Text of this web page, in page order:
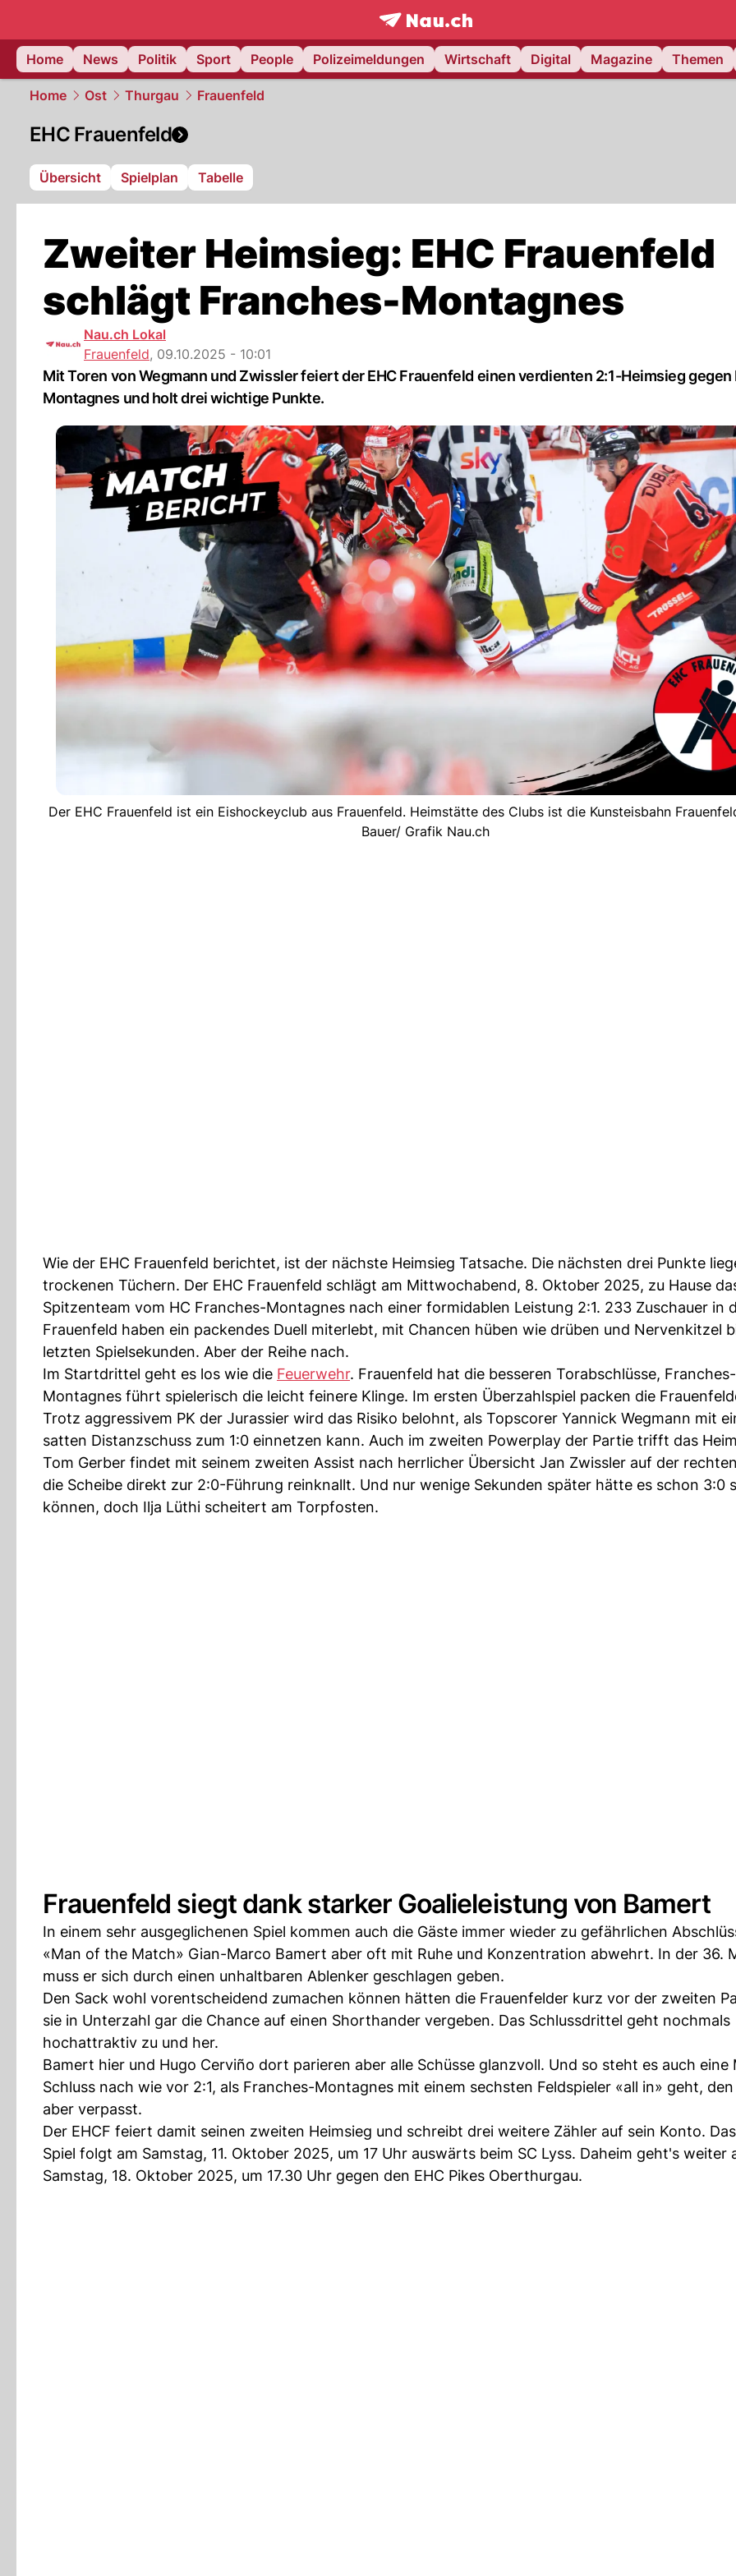
frontpage.NAU.ch
Home
News Politik Sport People Polizeimeldungen Wirtschaft Digital Magazine Themen
Home Ost Thurgau Frauenfeld
EHC Frauenfeld
Übersicht Spielplan Tabelle
Zweiter Heimsieg: EHC Frauenfeld
schlägt Franches-Montagnes
Nau.ch Lokal
Frauenfeld, 09.10.2025 - 10:01
Mit Toren von Wegmann und Zwissler feiert der EHC Frauenfeld einen verdienten 2:1-Heimsieg
Montagnes und holt drei wichtige Punkte.
Der EHC Frauenfeld ist ein Eishockeyclub aus Frauenfeld. Heimstätte des Clubs ist die Kunsteisbahn
Bauer/ Grafik Nau.ch
Wie der EHC Frauenfeld berichtet, ist der nächste Heimsieg Tatsache. Die nächsten drei Punkte
trockenen Tüchern. Der EHC Frauenfeld schlägt am Mittwochabend, 8. Oktober 2025, zu Hause
Spitzenteam vom HC Franches-Montagnes nach einer formidablen Leistung 2:1. 233 Zuschauer in
Frauenfeld haben ein packendes Duell miterlebt, mit Chancen hüben wie drüben und Nervenkitzel
letzten Spielsekunden. Aber der Reihe nach.
Im Startdrittel geht es los wie die Feuerwehr. Frauenfeld hat die besseren Torabschlüsse, Franches-
Montagnes führt spielerisch die leicht feinere Klinge. Im ersten Überzahlspiel packen die
Trotz aggressivem PK der Jurassier wird das Risiko belohnt, als Topscorer Yannick Wegmann mit
satten Distanzschuss zum 1:0 einnetzen kann. Auch im zweiten Powerplay der Partie trifft das
Tom Gerber findet mit seinem zweiten Assist nach herrlicher Übersicht Jan Zwissler auf der
die Scheibe direkt zur 2:0-Führung reinknallt. Und nur wenige Sekunden später hätte es schon 3:0
können, doch Ilja Lüthi scheitert am Torpfosten.
Frauenfeld siegt dank starker Goalieleistung von Bamert
In einem sehr ausgeglichenen Spiel kommen auch die Gäste immer wieder zu gefährlichen
«Man of the Match» Gian-Marco Bamert aber oft mit Ruhe und Konzentration abwehrt. In der 36.
muss er sich durch einen unhaltbaren Ablenker geschlagen geben.
Den Sack wohl vorentscheidend zumachen können hätten die Frauenfelder kurz vor der zweiten
sie in Unterzahl gar die Chance auf einen Shorthander vergeben. Das Schlussdrittel geht nochmals
hochattraktiv zu und her.
Bamert hier und Hugo Cerviño dort parieren aber alle Schüsse glanzvoll. Und so steht es auch eine
Schluss nach wie vor 2:1, als Franches-Montagnes mit einem sechsten Feldspieler «all in» geht,
aber verpasst.
Der EHCF feiert damit seinen zweiten Heimsieg und schreibt drei weitere Zähler auf sein Konto.
Spiel folgt am Samstag, 11. Oktober 2025, um 17 Uhr auswärts beim SC Lyss. Daheim geht's weiter
Samstag, 18. Oktober 2025, um 17.30 Uhr gegen den EHC Pikes Oberthurgau.